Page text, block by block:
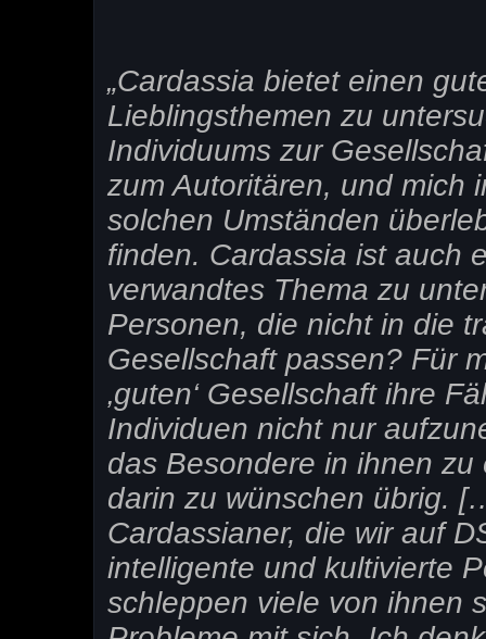
„Cardassia bietet einen
Lieblingsthemen zu
Individuums zur
zum Autoritären, und mich
solchen Umständen
finden. Cardassia ist auch
verwandtes Thema zu
Personen, die nicht in die
Gesellschaft passen? Für
‚guten‘ Gesellschaft ihre
Individuen nicht nur
das Besondere in ihnen
darin zu wünschen übrig.
Cardassianer, die wir auf
intelligente und kultivierte
schleppen viele von ihnen